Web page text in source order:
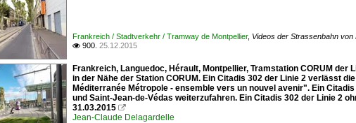
Frankreich / Stadtverkehr / Tramway de Montpellier, Videos der Strassenbahn von
 900. 25.12.2015
Frankreich, Languedoc, Hérault, Montpellier, Tramstation CORUM der
in der Nähe der Station CORUM. Ein Citadis 302 der Linie 2 verlässt
Méditerranée Métropole - ensemble vers un nouvel avenir". Ein
und Saint-Jean-de-Védas weiterzufahren. Ein Citadis 302 der Linie 2
31.03.2015 
Jean-Claude Delagardelle